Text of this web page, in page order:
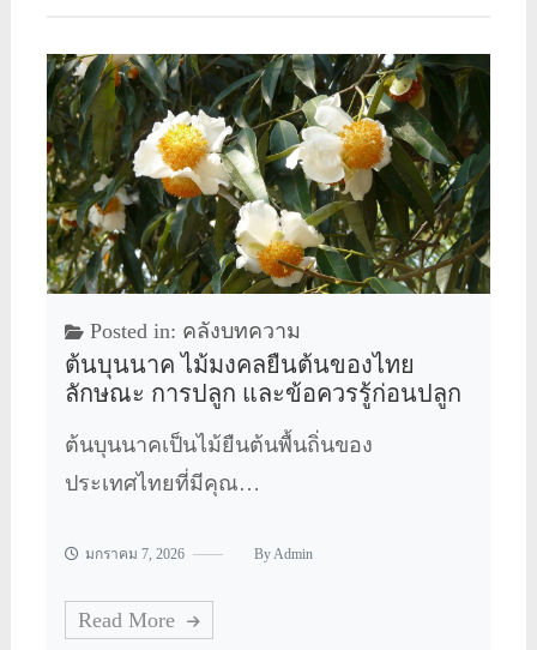
Posted in: คลังบทความ
ต้นบุนนาค ไม้มงคลยืนต้นของไทย
ลักษณะ การปลูก และข้อควรรู้ก่อนปลูก
ต้นบุนนาคเป็นไม้ยืนต้นพื้นถิ่นของ
ประเทศไทยที่มีคุณ…
มกราคม 7, 2026 ByAdmin
Read More